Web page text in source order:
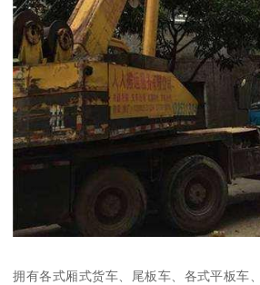
拥有各式厢式货车、尾板车、各式平板车